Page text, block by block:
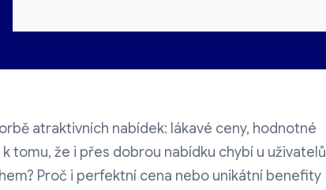
atraktivních nabídek: lákavé ceny, hodnotné
tomu, že i přes dobrou nabídku chybí u uživatelů
Proč i perfektní cena nebo unikátní benefity